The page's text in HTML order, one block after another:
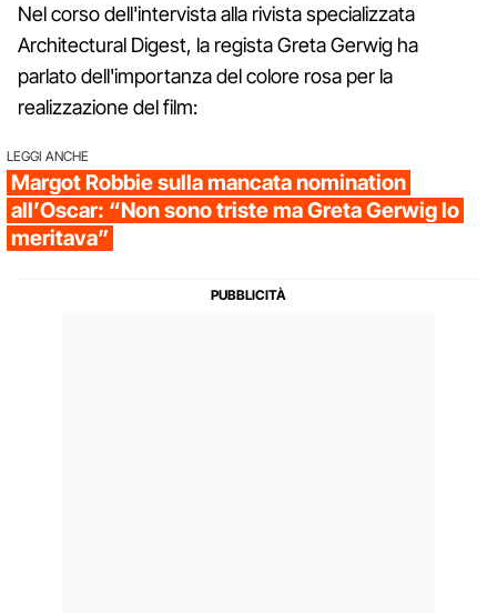
Nel corso dell'intervista alla rivista specializzata
Architectural Digest, la regista Greta Gerwig ha
parlato dell'importanza del colore rosa per la
realizzazione del film:
LEGGI ANCHE
Margot Robbie sulla mancata nomination
all’Oscar: “Non sono triste ma Greta Gerwig lo
meritava”